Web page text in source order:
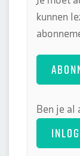
kunnen
Ben je al